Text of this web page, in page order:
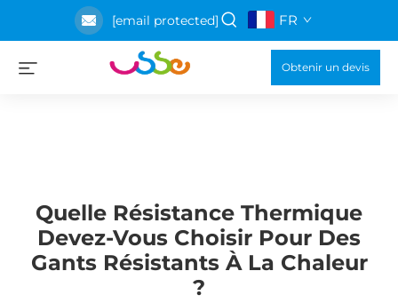
[email protected] FR
Obtenir un devis
Quelle Résistance Thermique
Devez-Vous Choisir Pour Des
Gants Résistants À La Chaleur
?